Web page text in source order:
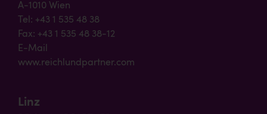
A-1010 Wien
Tel: +43 1 535 48 38
Fax: +43 1 535 48 38-12
E-Mail
www.reichlundpartner.com
Linz